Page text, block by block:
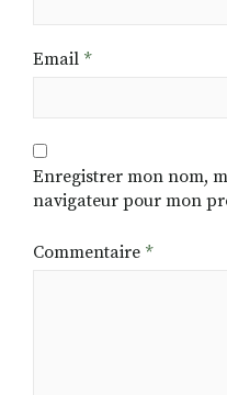
Email *
Enregistrer mon nom,
navigateur pour mon
Commentaire *